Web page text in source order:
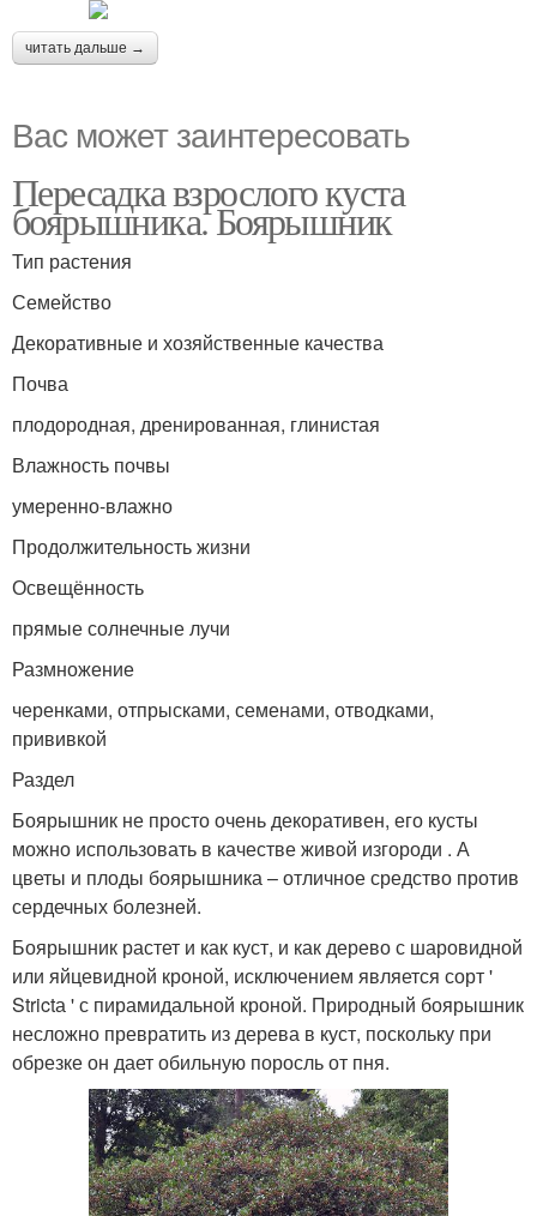
читать дальше →
Вас может заинтересовать
Пересадка взрослого куста
боярышника. Боярышник
Тип растения
Семейство
Декоративные и хозяйственные качества
Почва
плодородная, дренированная, глинистая
Влажность почвы
умеренно-влажно
Продолжительность жизни
Освещённость
прямые солнечные лучи
Размножение
черенками, отпрысками, семенами, отводками,
прививкой
Раздел
Боярышник не просто очень декоративен, его кусты
можно использовать в качестве живой изгороди . А
цветы и плоды боярышника – отличное средство против
сердечных болезней.
Боярышник растет и как куст, и как дерево с шаровидной
или яйцевидной кроной, исключением является сорт '
Strictа ' с пирамидальной кроной. Природный боярышник
несложно превратить из дерева в куст, поскольку при
обрезке он дает обильную поросль от пня.